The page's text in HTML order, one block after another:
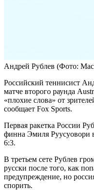
Андрей Рублев (Фото:
Российский теннисист
матче второго раунда
«плохие слова» от
сообщает Fox Sports.
Первая ракетка России
финна Эмиля Руусуовори
6:3.
В третьем сете Рублев
русски после того, как
предупреждение, но
спорить.